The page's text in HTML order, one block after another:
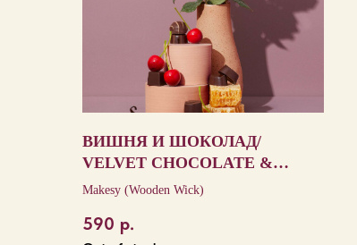
ВИШНЯ И ШОКОЛАД/
VELVET CHOCOLATE &
AMBROSIAL CHERRIES
Makesy (Wooden Wick)
590 р.